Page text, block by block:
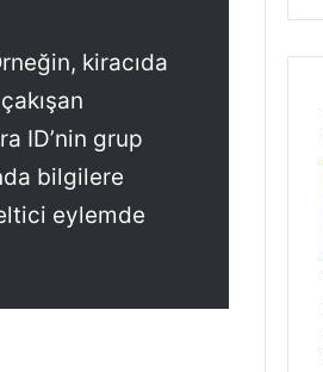
kiracıda
ID’nin grup
bilgilere
eylemde